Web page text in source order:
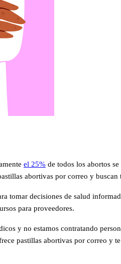
el 25% de todos los abortos
abortivas por correo y
tomar decisiones de salud
para proveedores.
y no estamos contratando
pastillas abortivas por correo y